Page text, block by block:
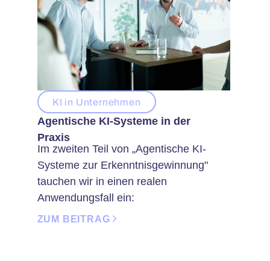
KI in Unternehmen
Agentische KI-Systeme in der
Praxis
Im zweiten Teil von „Agentische KI-
Systeme zur Erkenntnisgewinnung"
tauchen wir in einen realen
Anwendungsfall ein:
ZUM BEITRAG